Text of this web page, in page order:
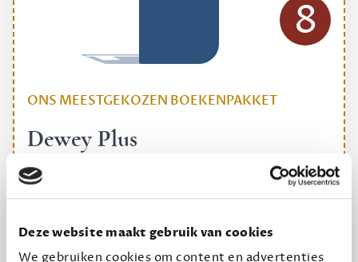
Deze website maakt gebruik van cookies
We gebruiken cookies om content en advertenties
ONS MEESTGEKOZEN BOEKENPAKKET
Dewey Plus
Een originele manier om je reading challenge te
halen.
8